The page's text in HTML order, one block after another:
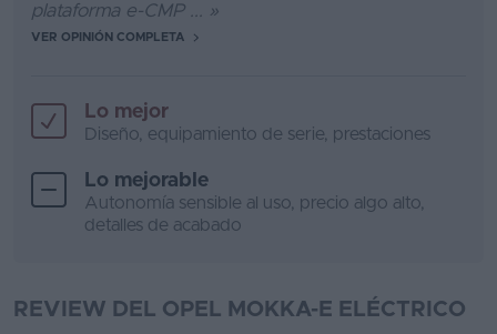
plataforma e-CMP ... »
VER OPINIÓN COMPLETA
Lo mejor
Diseño, equipamiento de serie, prestaciones
Lo mejorable
Autonomía sensible al uso, precio algo alto,
detalles de acabado
REVIEW DEL OPEL MOKKA-E ELÉCTRICO